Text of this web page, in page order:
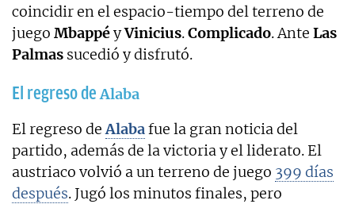
coincidir en el espacio-tiempo del terreno de
juego MbappéyVinicius.Complicado. Ante Las
Palmas sucedió y disfrutó.
El regreso de Alaba
El regreso deAlabafue la gran noticia del
partido, además de la victoria y el liderato. El
austriaco volvió a un terreno de juego 399 días
después. Jugó los minutos finales, pero